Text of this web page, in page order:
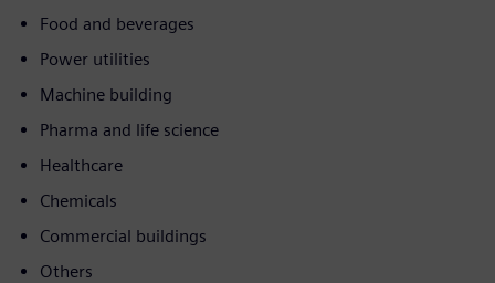
Food and beverages
Power utilities
Machine building
Pharma and life science
Healthcare
Chemicals
Commercial buildings
Others